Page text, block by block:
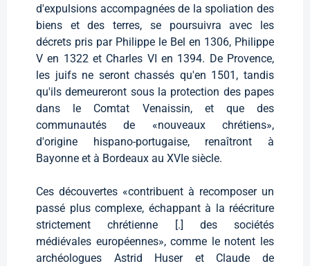
d'expulsions accompagnées de la spoliation des
biens et des terres, se poursuivra avec les
décrets pris par Philippe le Bel en 1306, Philippe
V en 1322 et Charles VI en 1394. De Provence,
les juifs ne seront chassés qu'en 1501, tandis
qu'ils demeureront sous la protection des papes
dans le Comtat Venaissin, et que des
communautés de «nouveaux chrétiens»,
d'origine hispano-portugaise, renaîtront à
Bayonne et à Bordeaux au XVIe siècle.
Ces découvertes «contribuent à recomposer un
passé plus complexe, échappant à la réécriture
strictement chrétienne [.] des sociétés
médiévales européennes», comme le notent les
archéologues Astrid Huser et Claude de